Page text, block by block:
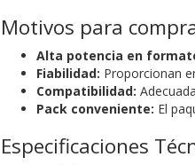
Motivos para
Alta potencia en
Fiabilidad: Proporcionan
Compatibilidad:
Pack conveniente: El
Especificaciones